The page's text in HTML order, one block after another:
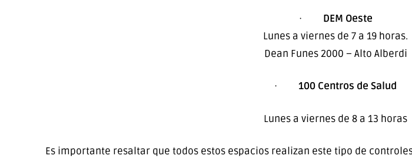
· DEM Oeste
Lunes a viernes de 7 a 19 horas.
Dean Funes 2000 – Alto Alberdi
· 100 Centros de Salud
Lunes a viernes de 8 a 13 horas
Es importante resaltar que todos estos espacios realizan este tipo de